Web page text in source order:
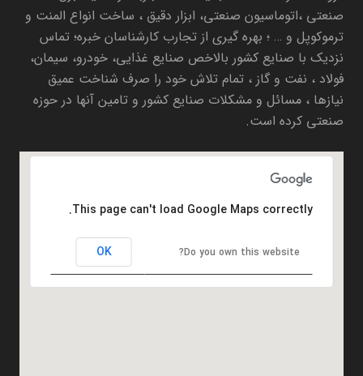
صنعتی ،اتوماسیون صنعتی، ابزار دقیق ، ساخت انواع المنت و
ترموکوپل و … ؛ بهره گیری از تجارب کارشناسان خبره؛ تماس
نزدیک با صنایع کشور بالاخص صنایع غذایی، خودرو، سیمان،
فولاد ، نفت و گاز ، تمام تلاش خود را صرف شناخت عمیق
نیازها ، مسائل و مشکلات صنایع کشور و تامین آنها در حوزه
صنعتی کرده است.
This page can't load Google Maps correctly.
Do you own this website?
OK